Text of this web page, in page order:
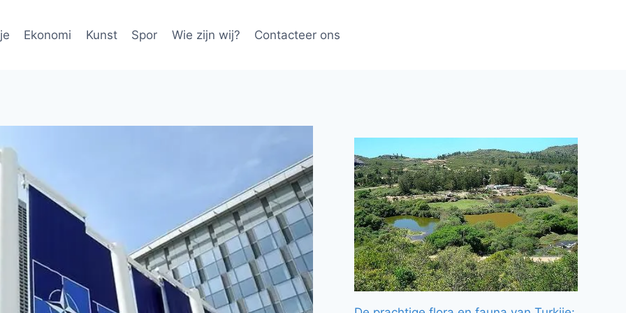
Ekonomi Kunst Spor Wie zijn wij? Contacteer ons